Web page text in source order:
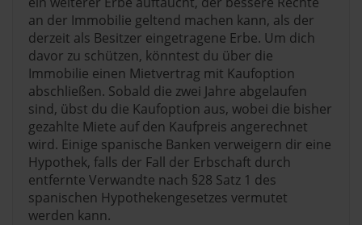
an der Immobilie geltend machen kann, als der
derzeit als Besitzer eingetragene Erbe. Um dich
davor zu schützen, könntest du über die
Immobilie einen Mietvertrag mit Kaufoption
abschließen. Sobald die zwei Jahre abgelaufen
sind, übst du die Kaufoption aus, wobei die bisher
gezahlte Miete auf den Kaufpreis angerechnet
wird. Einige spanische Banken verweigern dir eine
Hypothek, falls der Fall der Erbschaft durch
entfernte Verwandte nach §28 Satz 1 des
spanischen Hypothekengesetzes vermutet
werden kann.